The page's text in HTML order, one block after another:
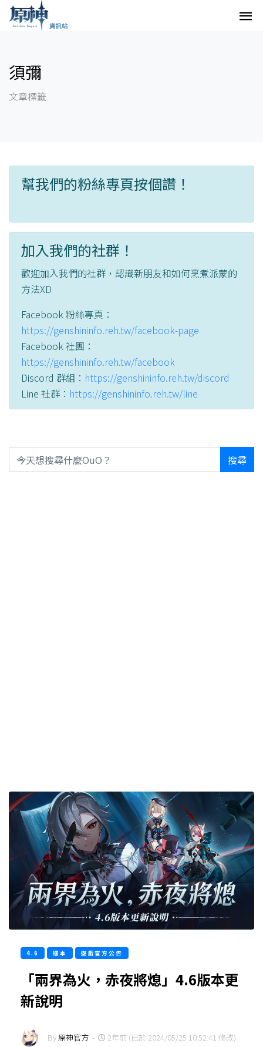
須彌
文章標籤
幫我們的粉絲專頁按個讚！
加入我們的社群！
歡迎加入我們的社群，認識新朋友和如何烹煮派蒙的
方法XD
Facebook 粉絲專頁：
https://genshininfo.reh.tw/facebook-page
Facebook 社團：
https://genshininfo.reh.tw/facebook
Discord 群組： https://genshininfo.reh.tw/discord
Line 社群： https://genshininfo.reh.tw/line
搜尋
4.6 版本 遊戲官方公告
「兩界為火，赤夜將熄」4.6版本更
新說明
By原神官方 - 2年前 (已於 2024/05/25 10:52:41 修改)